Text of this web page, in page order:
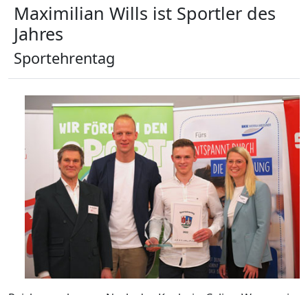
Maximilian Wills ist Sportler des
Jahres
Sportehrentag